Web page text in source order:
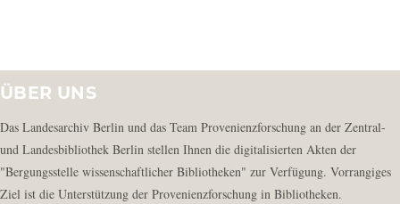
ÜBER UNS
Das Landesarchiv Berlin und das Team Provenienzforschung an der Zentral-
und Landesbibliothek Berlin stellen Ihnen die digitalisierten Akten der
"Bergungsstelle wissenschaftlicher Bibliotheken" zur Verfügung. Vorrangiges
Ziel ist die Unterstützung der Provenienzforschung in Bibliotheken.